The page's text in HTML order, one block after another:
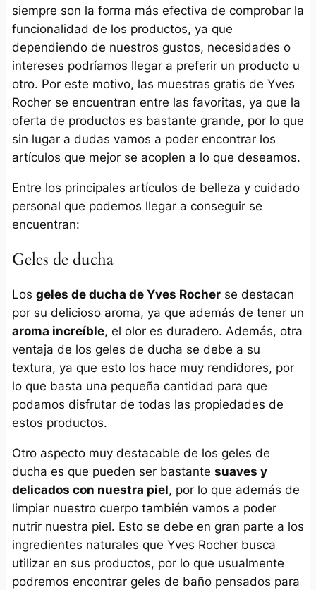
siempre son la forma más efectiva de comprobar la
funcionalidad de los productos, ya que
dependiendo de nuestros gustos, necesidades o
intereses podríamos llegar a preferir un producto u
otro. Por este motivo, las muestras gratis de Yves
Rocher se encuentran entre las favoritas, ya que la
oferta de productos es bastante grande, por lo que
sin lugar a dudas vamos a poder encontrar los
artículos que mejor se acoplen a lo que deseamos.
Entre los principales artículos de belleza y cuidado
personal que podemos llegar a conseguir se
encuentran:
Geles de ducha
Los geles de ducha de Yves Rocherse destacan
por su delicioso aroma, ya que además de tener un
aroma increíble, el olor es duradero. Además, otra
ventaja de los geles de ducha se debe a su
textura, ya que esto los hace muy rendidores, por
lo que basta una pequeña cantidad para que
podamos disfrutar de todas las propiedades de
estos productos.
Otro aspecto muy destacable de los geles de
ducha es que pueden ser bastante suaves y
delicados con nuestra piel, por lo que además de
limpiar nuestro cuerpo también vamos a poder
nutrir nuestra piel. Esto se debe en gran parte a los
ingredientes naturales que Yves Rocher busca
utilizar en sus productos, por lo que usualmente
podremos encontrar geles de baño pensados para